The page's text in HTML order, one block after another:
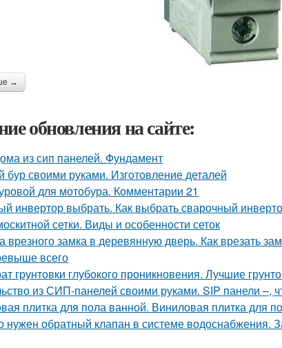
→
обновления на сайте:
из сип панелей. Фундамент
бур своими руками. Изготовление деталей
для мотобура. Комментарии 21
инвертор выбрать. Как выбрать сварочный
сетки. Виды и особенности сеток
врезного замка в деревянную дверь. Как врезать
всего
грунтовки глубокого проникновения. Лучшие
из СИП-панелей своими руками. SIP панели –,
плитка для пола ванной. Виниловая плитка для
нужен обратный клапан в системе водоснабжения.